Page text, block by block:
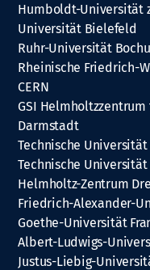
Humboldt-Universität
Universität Bielefeld
Ruhr-Universität
Rheinische Friedrich-
CERN
GSI
Darmstadt
Technische
Technische Universität
Helmholtz-Zentrum
Friedrich-Alexander-
Goethe-Universität
Albert-Ludwigs-
Justus-Liebig-